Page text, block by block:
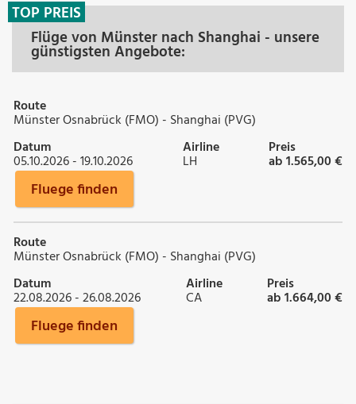
Flüge von Münster nach Shanghai - unsere
günstigsten Angebote:
TOP PREIS
Route
Münster Osnabrück (FMO) - Shanghai (PVG)
Datum
05.10.2026 - 19.10.2026
Airline
LH
Preis
ab 1.565,00 €
Fluege finden
Route
Münster Osnabrück (FMO) - Shanghai (PVG)
Datum
22.08.2026 - 26.08.2026
Airline
CA
Preis
ab 1.664,00 €
Fluege finden